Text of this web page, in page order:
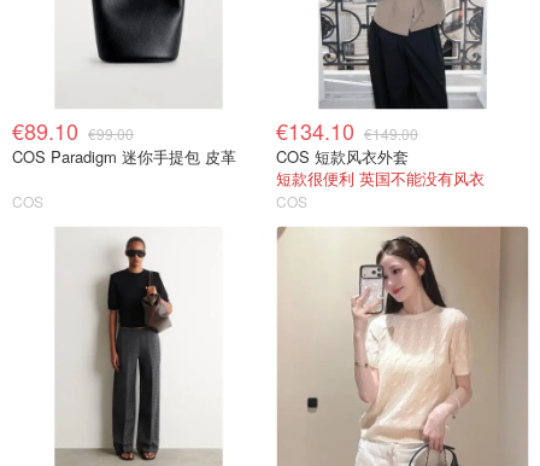
€89.10 €99.00
COS Paradigm 迷你手提包 皮革
COS
€134.10 €149.00
COS 短款风衣外套
短款很便利 英国不能没有风衣
COS